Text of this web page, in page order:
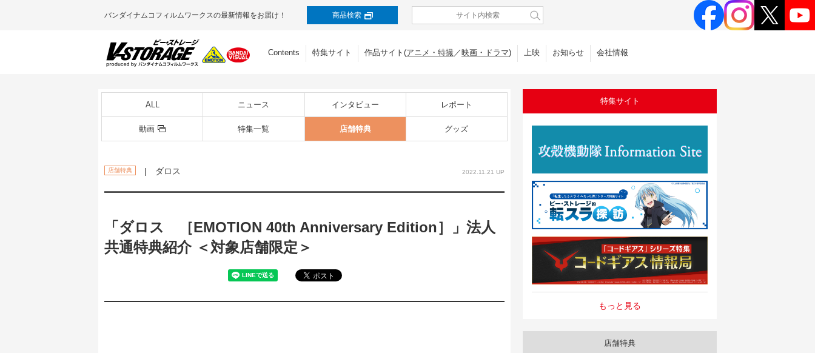
バンダイナムコフィルムワークスの最新情報をお届け！ 商品検索
Contents 特集サイト 作品サイト(アニメ・特撮／映画・ドラマ) 上映 お知らせ 会社情報
ALL ニュース インタビュー レポート
動画 特集一覧 店舗特典 グッズ
店舗特典 | ダロス 2022.11.21 UP
「ダロス ［EMOTION 40th Anniversary Edition］」法人
共通特典紹介 ＜対象店舗限定＞
特集サイト
もっと見る
店舗特典